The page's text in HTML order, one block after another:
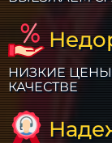
НИЗКИЕ
КАЧЕСТВЕ